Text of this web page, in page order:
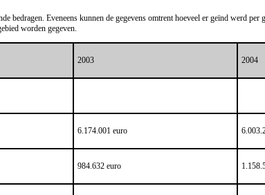
bedragen. Eveneens kunnen de gegevens omtrent hoeveel er geïnd werd
worden gegeven.
2003 2004
6.174.001 euro
984.632 euro